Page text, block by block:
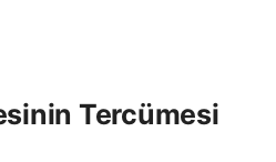
Tercümesi